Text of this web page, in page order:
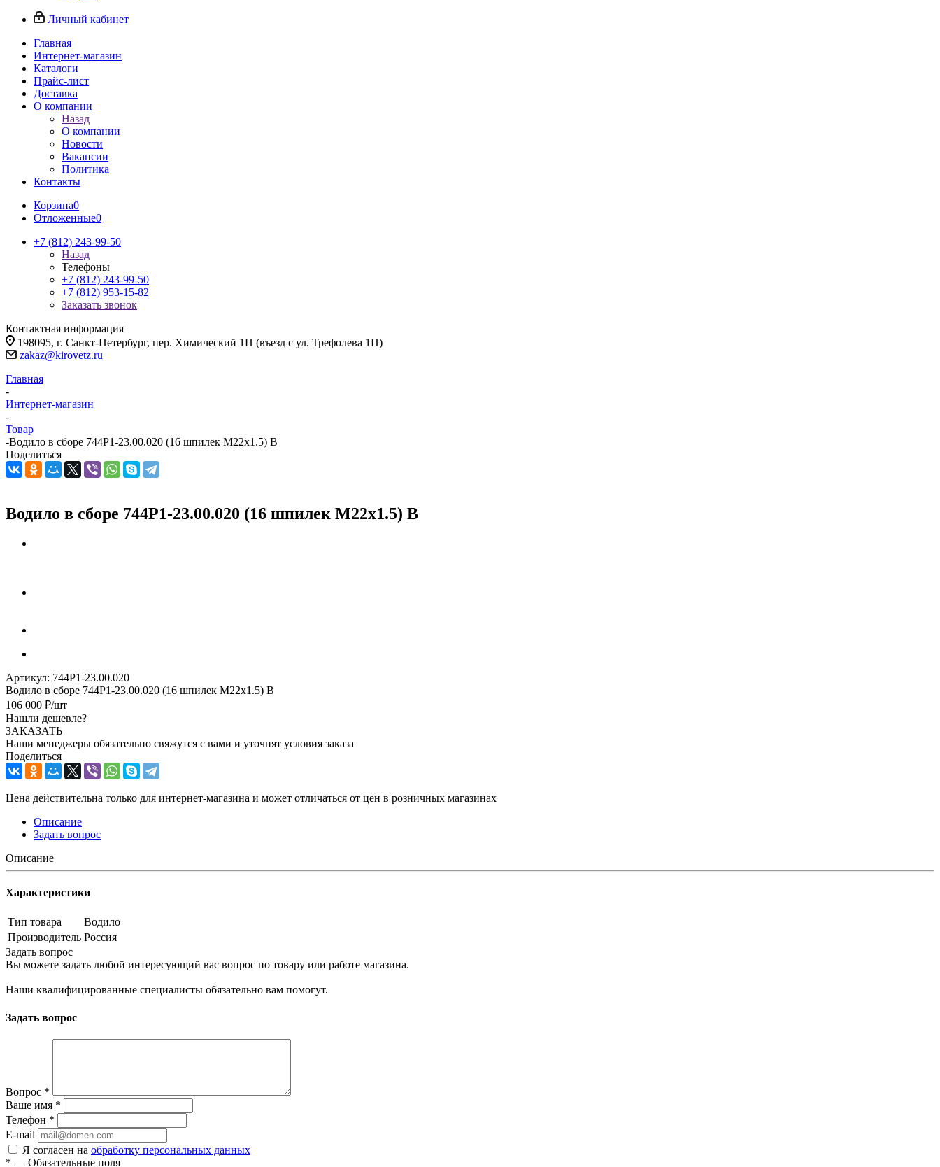
Личный кабинет
Главная
Интернет-магазин
Каталоги
Прайс-лист
Доставка
О компании
Назад
О компании
Новости
Вакансии
Политика
Контакты
Корзина0
Отложенные0
+7 (812) 243-99-50
Назад
Телефоны
+7 (812) 243-99-50
+7 (812) 953-15-82
Заказать звонок
Контактная информация
198095, г. Санкт-Петербург, пер. Химический 1П (въезд с ул. Трефолева 1П)
zakaz@kirovetz.ru
Главная
-
Интернет-магазин
-
Товар
-Водило в сборе 744Р1-23.00.020 (16 шпилек М22х1.5) В
Поделиться
Водило в сборе 744Р1-23.00.020 (16 шпилек М22х1.5) В
Артикул: 744Р1-23.00.020
Водило в сборе 744Р1-23.00.020 (16 шпилек М22х1.5) В
106 000 ₽/шт
Нашли дешевле?
ЗАКАЗАТЬ
Наши менеджеры обязательно свяжутся с вами и уточнят условия заказа
Поделиться
Цена действительна только для интернет-магазина и может отличаться от цен в розничных магазинах
Описание
Задать вопрос
Описание
Характеристики
Тип товара
Водило
Производитель Россия
Задать вопрос
Вы можете задать любой интересующий вас вопрос по товару или работе магазина.
Наши квалифицированные специалисты обязательно вам помогут.
Задать вопрос
Вопрос *
Ваше имя *
Телефон *
E-mail
Я согласен на обработку персональных данных
* — Обязательные поля